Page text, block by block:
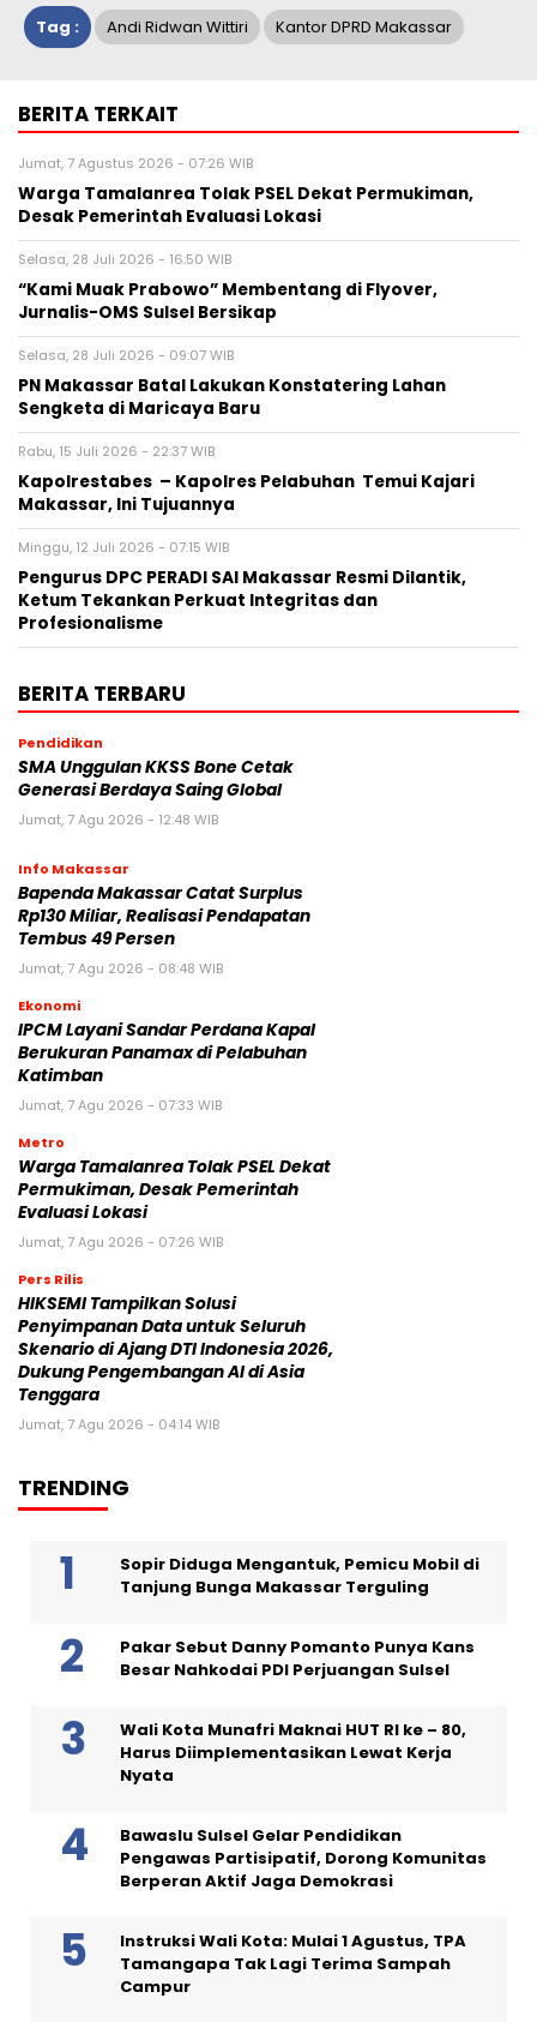
Tag : Andi Ridwan Wittiri Kantor DPRD Makassar
BERITA TERKAIT
Jumat, 7 Agustus 2026 - 07:26 WIB
Warga Tamalanrea Tolak PSEL Dekat Permukiman,
Desak Pemerintah Evaluasi Lokasi
Selasa, 28 Juli 2026 - 16:50 WIB
“Kami Muak Prabowo” Membentang di Flyover,
Jurnalis-OMS Sulsel Bersikap
Selasa, 28 Juli 2026 - 09:07 WIB
PN Makassar Batal Lakukan Konstatering Lahan
Sengketa di Maricaya Baru
Rabu, 15 Juli 2026 - 22:37 WIB
Kapolrestabes – Kapolres Pelabuhan Temui Kajari
Makassar, Ini Tujuannya
Minggu, 12 Juli 2026 - 07:15 WIB
Pengurus DPC PERADI SAI Makassar Resmi Dilantik,
Ketum Tekankan Perkuat Integritas dan
Profesionalisme
BERITA TERBARU
Pendidikan
SMA Unggulan KKSS Bone Cetak
Generasi Berdaya Saing Global
Jumat, 7 Agu 2026 - 12:48 WIB
Info Makassar
Bapenda Makassar Catat Surplus
Rp130 Miliar, Realisasi Pendapatan
Tembus 49 Persen
Jumat, 7 Agu 2026 - 08:48 WIB
Ekonomi
IPCM Layani Sandar Perdana Kapal
Berukuran Panamax di Pelabuhan
Katimban
Jumat, 7 Agu 2026 - 07:33 WIB
Metro
Warga Tamalanrea Tolak PSEL Dekat
Permukiman, Desak Pemerintah
Evaluasi Lokasi
Jumat, 7 Agu 2026 - 07:26 WIB
Pers Rilis
HIKSEMI Tampilkan Solusi
Penyimpanan Data untuk Seluruh
Skenario di Ajang DTI Indonesia 2026,
Dukung Pengembangan AI di Asia
Tenggara
Jumat, 7 Agu 2026 - 04:14 WIB
TRENDING
Sopir Diduga Mengantuk, Pemicu Mobil di
Tanjung Bunga Makassar Terguling
Pakar Sebut Danny Pomanto Punya Kans
Besar Nahkodai PDI Perjuangan Sulsel
Wali Kota Munafri Maknai HUT RI ke – 80,
Harus Diimplementasikan Lewat Kerja
Nyata
Bawaslu Sulsel Gelar Pendidikan
Pengawas Partisipatif, Dorong Komunitas
Berperan Aktif Jaga Demokrasi
Instruksi Wali Kota: Mulai 1 Agustus, TPA
Tamangapa Tak Lagi Terima Sampah
Campur